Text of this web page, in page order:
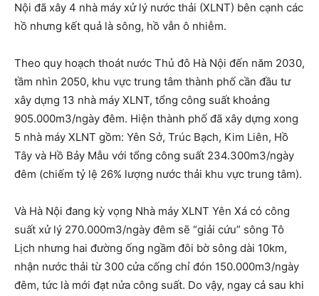
Nội đã xây 4 nhà máy xử lý nước thải (XLNT) bên cạnh các
hồ nhưng kết quả là sông, hồ vẫn ô nhiễm.
Theo quy hoạch thoát nước Thủ đô Hà Nội đến năm 2030,
tầm nhìn 2050, khu vực trung tâm thành phố cần đầu tư
xây dựng 13 nhà máy XLNT, tổng công suất khoảng
905.000m3/ngày đêm. Hiện thành phố đã xây dựng xong
5 nhà máy XLNT gồm: Yên Sở, Trúc Bạch, Kim Liên, Hồ
Tây và Hồ Bảy Mẫu với tổng công suất 234.300m3/ngày
đêm (chiếm tỷ lệ 26% lượng nước thải khu vực trung tâm).
Và Hà Nội đang kỳ vọng Nhà máy XLNT Yên Xá có công
suất xử lý 270.000m3/ngày đêm sẽ “giải cứu” sông Tô
Lịch nhưng hai đường ống ngầm đôi bờ sông dài 10km,
nhận nước thải từ 300 cửa cống chỉ đón 150.000m3/ngày
đêm, tức là mới đạt nửa công suất. Do vậy, ngay cả sau khi